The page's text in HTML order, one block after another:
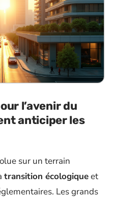
l’avenir du
anticiper les
sur un terrain
transition écologiqueet
Les grands